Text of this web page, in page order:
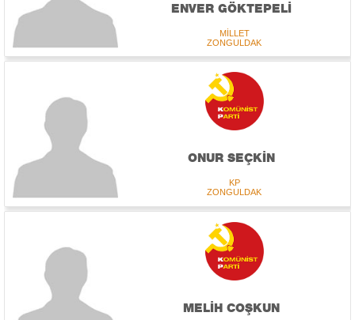
ENVER GÖKTEPELİ
MİLLET
ZONGULDAK
ONUR SEÇKİN
KP
ZONGULDAK
MELİH COŞKUN